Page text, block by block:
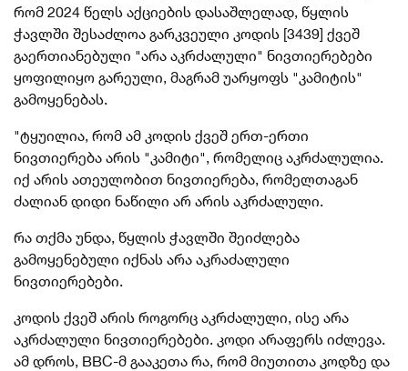
რომ 2024 წელს აქციების დასაშლელად, წყლის
ჭავლში შესაძლოა გარკვეული კოდის [3439] ქვეშ
გაერთიანებული "არა აკრძალული" ნივთიერებები
ყოფილიყო გარეული, მაგრამ უარყოფს "კამიტის"
გამოყენებას.
"ტყუილია, რომ ამ კოდის ქვეშ ერთ-ერთი
ნივთიერება არის "კამიტი", რომელიც აკრძალულია.
იქ არის ათეულობით ნივთიერება, რომელთაგან
ძალიან დიდი ნაწილი არ არის აკრძალული.
რა თქმა უნდა, წყლის ჭავლში შეიძლება
გამოყენებული იქნას არა აკრაძალული
ნივთიერებები.
კოდის ქვეშ არის როგორც აკრძალული, ისე არა
აკრძალული ნივთიერებები. კოდი არაფერს იძლევა.
ამ დროს, BBC-მ გააკეთა რა, რომ მიუთითა კოდზე და